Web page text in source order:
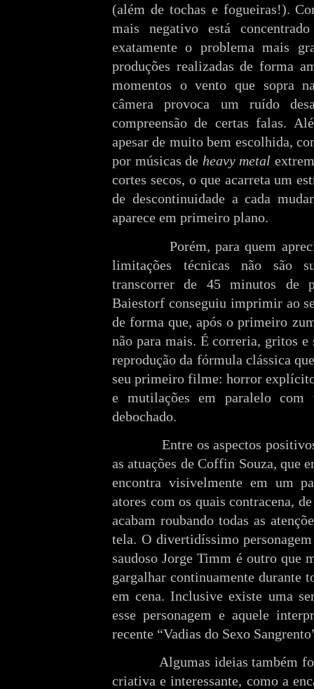
(além de tochas e fogueiras!).
mais negativo está
exatamente o problema mais
produções realizadas de forma
momentos o vento que sopra
câmera provoca um ruído
compreensão de certas falas.
apesar de muito bem escolhida,
por músicas de heavy metal
cortes secos, o que acarreta um
de descontinuidade a cada
aparece em primeiro plano.
Porém, para quem
limitações técnicas não são
transcorrer de 45 minutos de
Baiestorf conseguiu imprimir ao
de forma que, após o primeiro
não para mais. É correria, gritos e
reprodução da fórmula clássica
seu primeiro filme: horror
e mutilações em paralelo
debochado.
Entre os aspectos
as atuações de Coffin Souza, que
encontra visivelmente em um
atores com os quais contracena,
acabam roubando todas as
tela. O divertidíssimo
saudoso Jorge Timm é outro que
gargalhar continuamente durante
em cena. Inclusive existe uma
esse personagem e aquele
recente “Vadias do Sexo
Algumas ideias também
criativa e interessante, como a